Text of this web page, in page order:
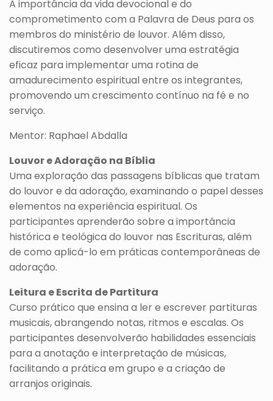
A importância da vida devocional e do
comprometimento com a Palavra de Deus para os
membros do ministério de louvor. Além disso,
discutiremos como desenvolver uma estratégia
eficaz para implementar uma rotina de
amadurecimento espiritual entre os integrantes,
promovendo um crescimento contínuo na fé e no
serviço.
Mentor: Raphael Abdalla
Louvor e Adoração na Bíblia
Uma exploração das passagens bíblicas que tratam
do louvor e da adoração, examinando o papel desses
elementos na experiência espiritual. Os
participantes aprenderão sobre a importância
histórica e teológica do louvor nas Escrituras, além
de como aplicá-lo em práticas contemporâneas de
adoração.
Leitura e Escrita de Partitura
Curso prático que ensina a ler e escrever partituras
musicais, abrangendo notas, ritmos e escalas. Os
participantes desenvolverão habilidades essenciais
para a anotação e interpretação de músicas,
facilitando a prática em grupo e a criação de
arranjos originais.